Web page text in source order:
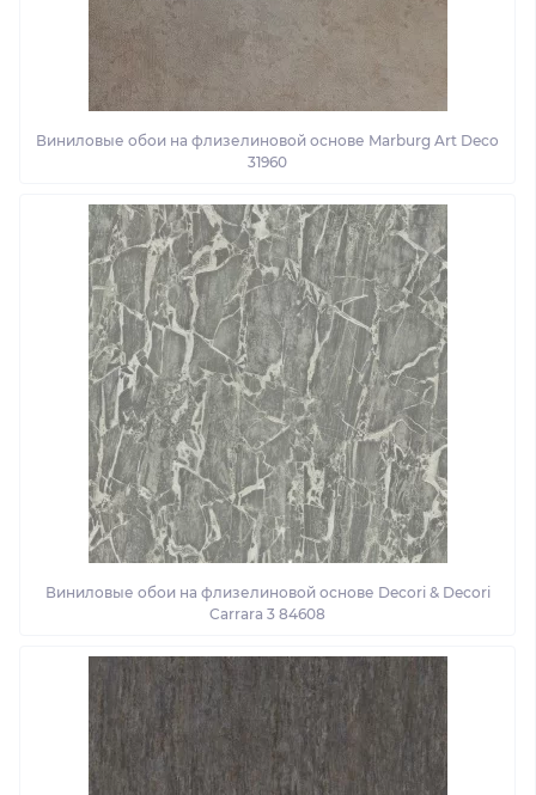
Виниловые обои на флизелиновой основе Marburg Art Deco
31960
Виниловые обои на флизелиновой основе Decori & Decori
Carrara 3 84608